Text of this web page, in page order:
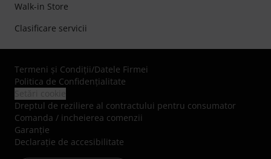
Walk-in Store
Clasificare servicii
Termeni şi Condiţii/Datele Firmei
Politica de Confidenţialitate
Dreptul de reziliere al contractului pentru consumator
Comanda / incheierea comenzii
Garanție
Declarație de accesibilitate